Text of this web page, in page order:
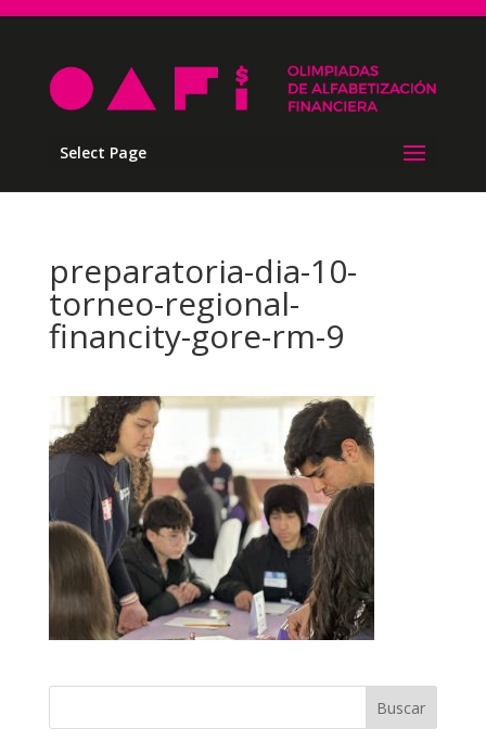
Select Page
preparatoria-dia-10-
torneo-regional-
financity-gore-rm-9